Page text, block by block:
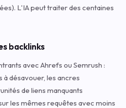
L'IA peut traiter des centaines
backlinks
avec Ahrefs ou Semrush :
à désavouer, les ancres
de liens manquants
les mêmes requêtes avec moins